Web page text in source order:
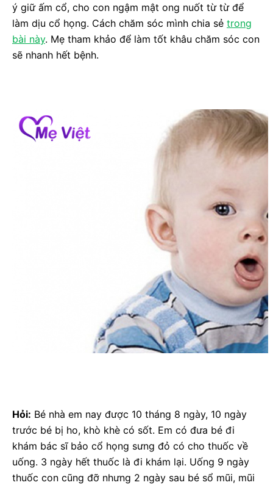
ý giữ ấm cổ, cho con ngậm mật ong nuốt từ từ để
làm dịu cổ họng. Cách chăm sóc mình chia sẻ trong
bài này. Mẹ tham khảo để làm tốt khâu chăm sóc con
sẽ nhanh hết bệnh.
Hỏi: Bé nhà em nay được 10 tháng 8 ngày, 10 ngày
trước bé bị ho, khò khè có sốt. Em có đưa bé đi
khám bác sĩ bảo cổ họng sưng đỏ có cho thuốc về
uống. 3 ngày hết thuốc là đi khám lại. Uống 9 ngày
thuốc con cũng đỡ nhưng 2 ngày sau bé sổ mũi, mũi